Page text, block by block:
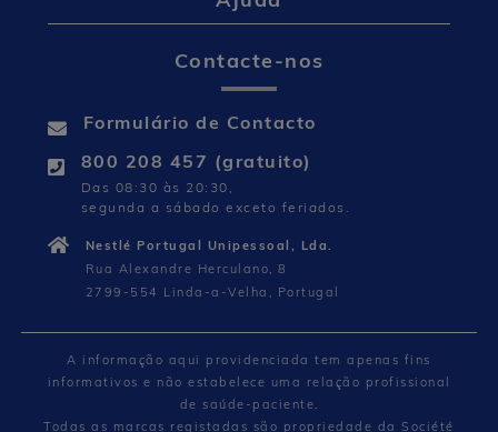
Contacte-nos
Formulário de Contacto
800 208 457 (gratuito)
Das 08:30 às 20:30,
segunda a sábado exceto feriados.
Nestlé Portugal Unipessoal, Lda.
Rua Alexandre Herculano, 8
2799-554 Linda-a-Velha, Portugal
A informação aqui providenciada tem apenas fins
informativos e não estabelece uma relação profissional
de saúde-paciente.
Todas as marcas registadas são propriedade da Société